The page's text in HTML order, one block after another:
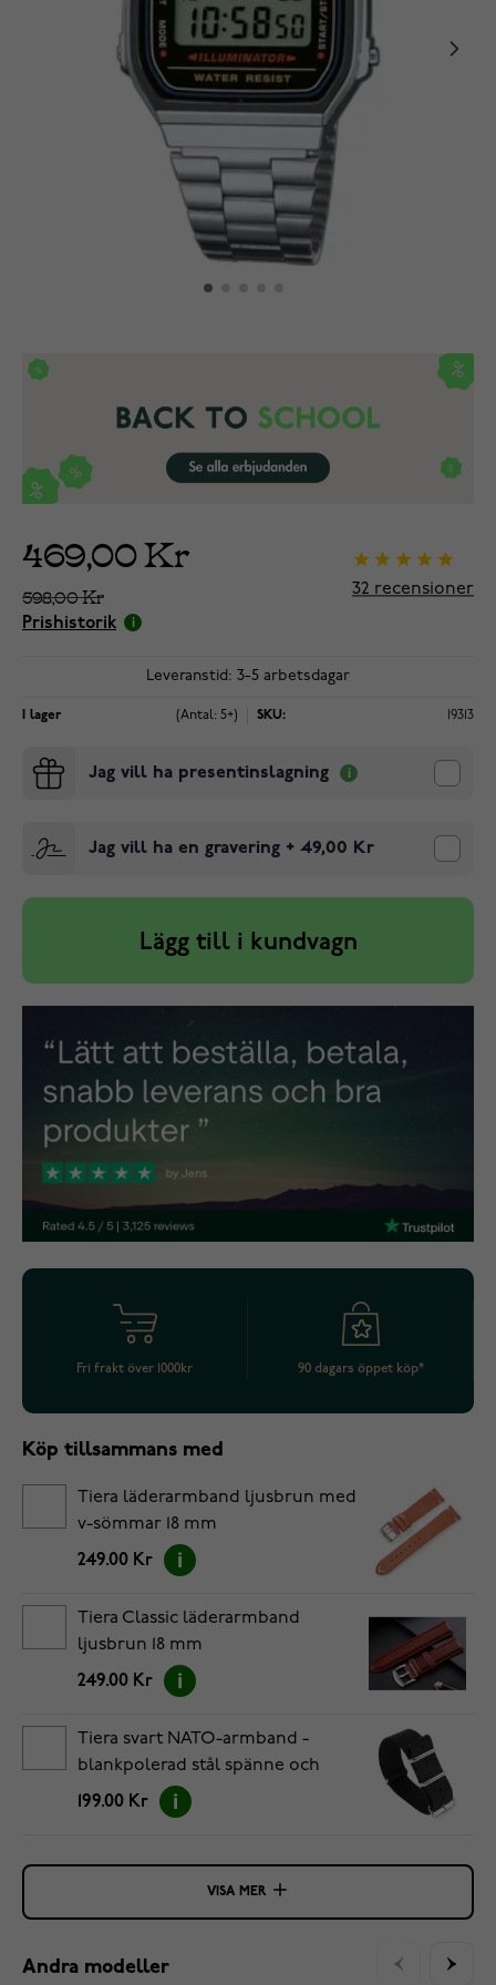
469,00 Kr
598,00 Kr
Prishistorik
32 recensioner
Leveranstid: 3-5 arbetsdagar
I lager (Antal: 5+) SKU: 19313
Jag vill ha presentinslagning
Jag vill ha en gravering + 49,00 Kr
Lägg till i kundvagn
Fri frakt över 1000kr 90 dagars öppet köp*
Köp tillsammans med
Tiera läderarmband ljusbrun med
v-sömmar 18 mm
249.00 Kr
Tiera Classic läderarmband
ljusbrun 18 mm
249.00 Kr
Tiera svart NATO-armband -
blankpolerad stål spänne och
ringar 18 mm
199.00 Kr
VISA MER
Andra modeller